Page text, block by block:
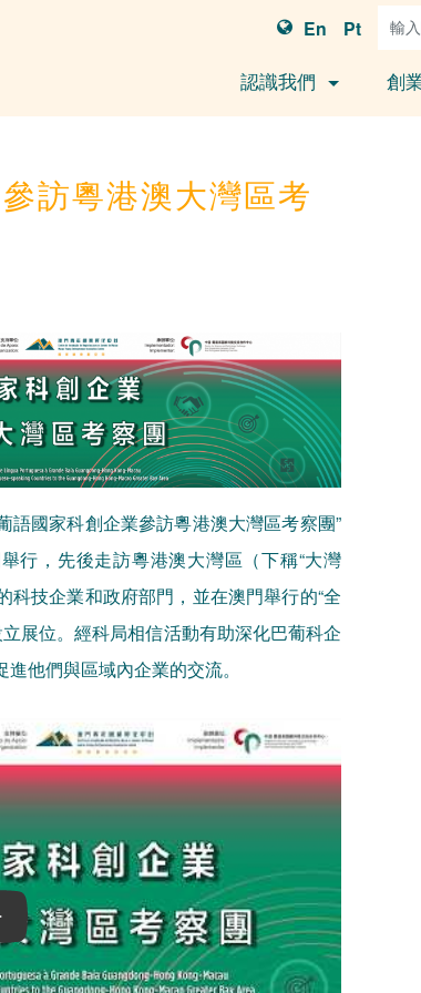
En Pt
認識我們 創
訪粵港澳大灣區考
語國家科創企業參訪粵港澳大灣區考察團”
行，先後走訪粵港澳大灣區（下稱“大灣
科技企業和政府部門，並在澳門舉行的“全
展位。經科局相信活動有助深化巴葡科企
他們與區域內企業的交流。